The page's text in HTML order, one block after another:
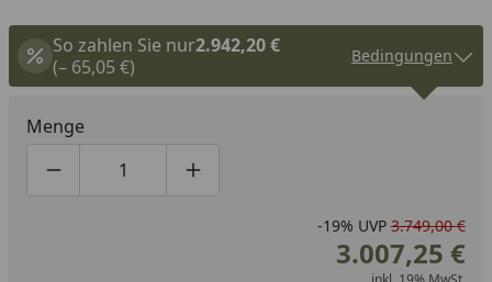
So zahlen Sie nur2.942,20 €
(– 65,05 €)
Bedingungen
Menge
Produktmenge um eins verringern
Produktmenge manuell eingeben
Produktmenge um eins erhöhen
-19% UVP 3.749,00 €
3.007,25 €